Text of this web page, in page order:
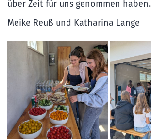
über Zeit für uns genommen haben.
Meike Reuß und Katharina Lange